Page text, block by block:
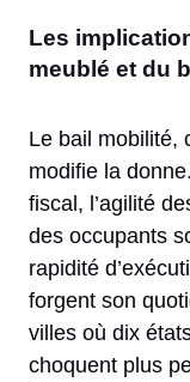
Les
meublé et du
Le bail mobilité,
modifie la
fiscal, l’agilité
des occupants
rapidité
forgent son
villes où dix
choquent plus